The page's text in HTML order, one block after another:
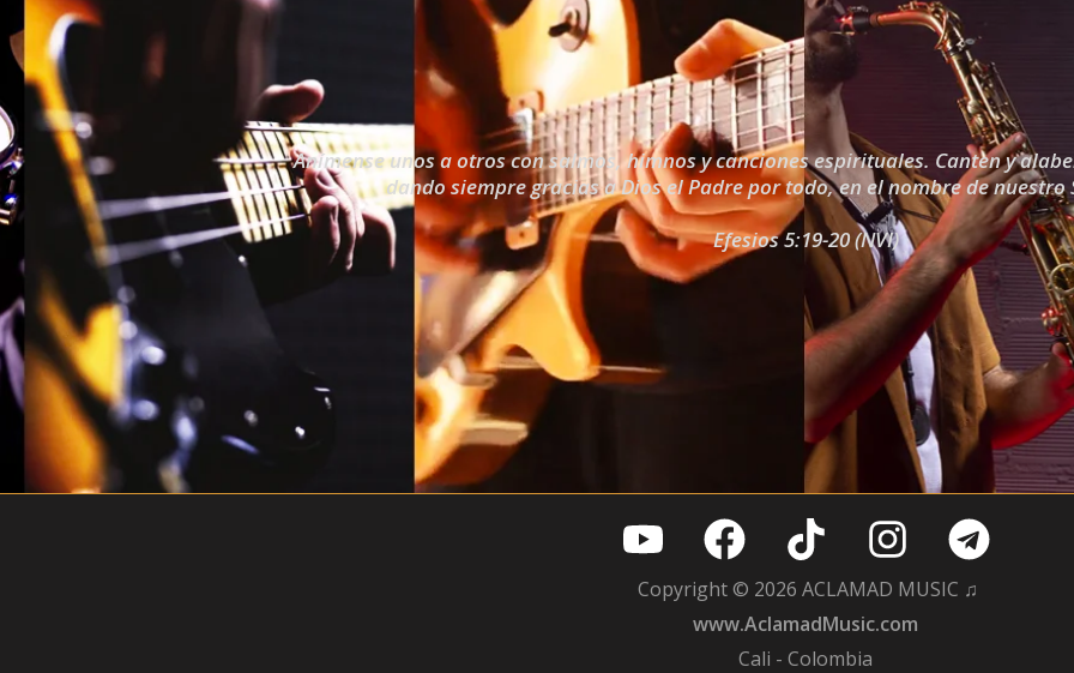
Anímense unos a otros con salmos, himnos y canciones espirituales. Canten y
dando siempre gracias a Dios el Padre por todo, en el nombre de nuestro
Efesios 5:19-20 (NVI)
Copyright © 2026 ACLAMAD MUSIC ♫
www.AclamadMusic.com
Cali - Colombia